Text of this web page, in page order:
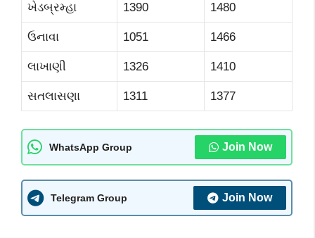
ખેડબ્રમ્હા 1390 1480
ઉનાવા 1051 1466
લાખાણી 1326 1410
સતલાસણા 1311 1377
WhatsApp Group Join Now
Telegram Group Join Now